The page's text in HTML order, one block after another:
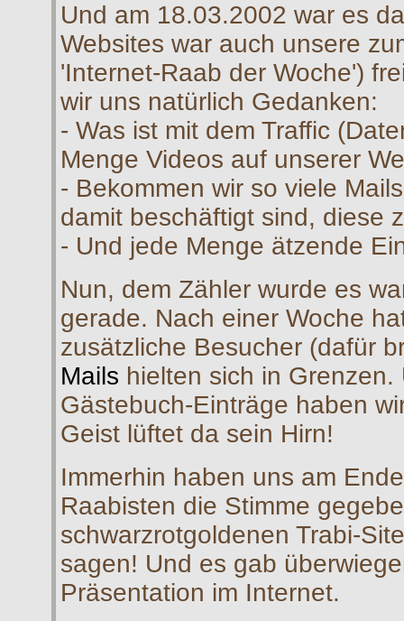
Und am 18.03.2002 war es
Websites war auch unsere
'Internet-Raab der Woche')
wir uns natürlich Gedanken:
- Was ist mit dem Traffic
Menge Videos auf unserer
- Bekommen wir so viele
damit beschäftigt sind, diese
- Und jede Menge ätzende
Nun, dem Zähler wurde es
gerade. Nach einer Woche
zusätzliche Besucher (dafür
Mails hielten sich in
Gästebuch-Einträge haben
Geist lüftet da sein Hirn!
Immerhin haben uns am
Raabisten die Stimme
schwarzrotgoldenen Trabi-
sagen! Und es gab
Präsentation im Internet.